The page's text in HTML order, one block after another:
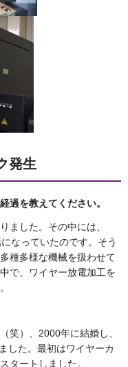
発生
過を教えてください。
した。その中には、
なっていたのです。そう
種多様な機械を扱わせて
で、ワイヤー放電加工を
）、2000年に結婚し、
した。最初はワイヤーカ
タートしました。